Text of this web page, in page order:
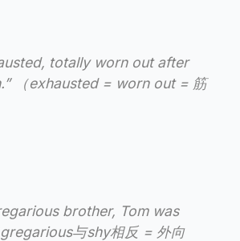
totally worn out after
（exhausted = worn out = 筋
brother, Tom was
与shy相反 = 外向